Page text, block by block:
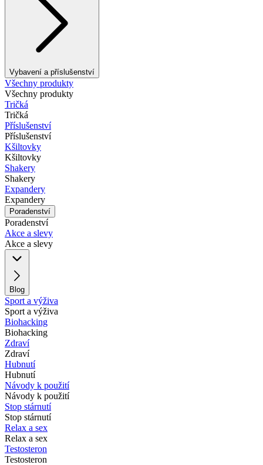
Vybavení a příslušenství
Všechny produkty
Všechny produkty
Tričká
Tričká
Příslušenství
Příslušenství
Kšiltovky
Kšiltovky
Shakery
Shakery
Expandery
Expandery
Poradenství
Poradenství
Akce a slevy
Akce a slevy
Blog
Sport a výživa
Sport a výživa
Biohacking
Biohacking
Zdraví
Zdraví
Hubnutí
Hubnutí
Návody k použití
Návody k použití
Stop stárnutí
Stop stárnutí
Relax a sex
Relax a sex
Testosteron
Testosteron